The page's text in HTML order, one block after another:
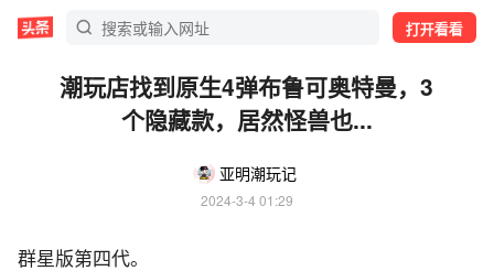
打开看看
潮玩店找到原生4弹布鲁可奥特曼，3
个隐藏款，居然怪兽也...
亚明潮玩记
2024-3-4 01:29
群星版第四代。